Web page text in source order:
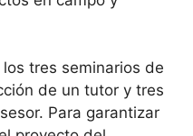
tres seminarios de
de un tutor y tres
Para garantizar